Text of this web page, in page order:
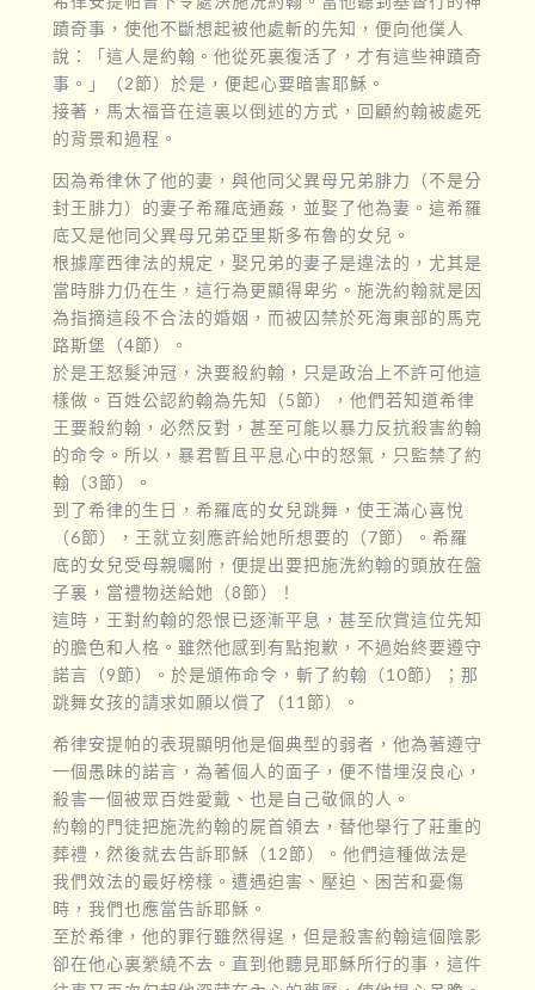
蹟奇事，使他不斷想起被他處斬的先知，便向他僕人
說：「這人是約翰。他從死裏復活了，才有這些神蹟奇
事。」（2節）於是，便起心要暗害耶穌。
接著，馬太福音在這裏以倒述的方式，回顧約翰被處死
的背景和過程。
因為希律休了他的妻，與他同父異母兄弟腓力（不是分
封王腓力）的妻子希羅底通姦，並娶了他為妻。這希羅
底又是他同父異母兄弟亞里斯多布魯的女兒。
根據摩西律法的規定，娶兄弟的妻子是違法的，尤其是
當時腓力仍在生，這行為更顯得卑劣。施洗約翰就是因
為指摘這段不合法的婚姻，而被囚禁於死海東部的馬克
路斯堡（4節）。
於是王怒髮沖冠，決要殺約翰，只是政治上不許可他這
樣做。百姓公認約翰為先知（5節），他們若知道希律
王要殺約翰，必然反對，甚至可能以暴力反抗殺害約翰
的命令。所以，暴君暫且平息心中的怒氣，只監禁了約
翰（3節）。
到了希律的生日，希羅底的女兒跳舞，使王滿心喜悅
（6節），王就立刻應許給她所想要的（7節）。希羅
底的女兒受母親囑附，便提出要把施洗約翰的頭放在盤
子裏，當禮物送給她（8節）！
這時，王對約翰的怨恨已逐漸平息，甚至欣賞這位先知
的膽色和人格。雖然他感到有點抱歉，不過始終要遵守
諾言（9節）。於是頒佈命令，斬了約翰（10節）；那
跳舞女孩的請求如願以償了（11節）。
希律安提帕的表現顯明他是個典型的弱者，他為著遵守
一個愚昧的諾言，為著個人的面子，便不惜埋沒良心，
殺害一個被眾百姓愛戴、也是自己敬佩的人。
約翰的門徒把施洗約翰的屍首領去，替他舉行了莊重的
葬禮，然後就去告訴耶穌（12節）。他們這種做法是
我們效法的最好榜樣。遭遇迫害、壓迫、困苦和憂傷
時，我們也應當告訴耶穌。
至於希律，他的罪行雖然得逞，但是殺害約翰這個陰影
卻在他心裏縈繞不去。直到他聽見耶穌所行的事，這件